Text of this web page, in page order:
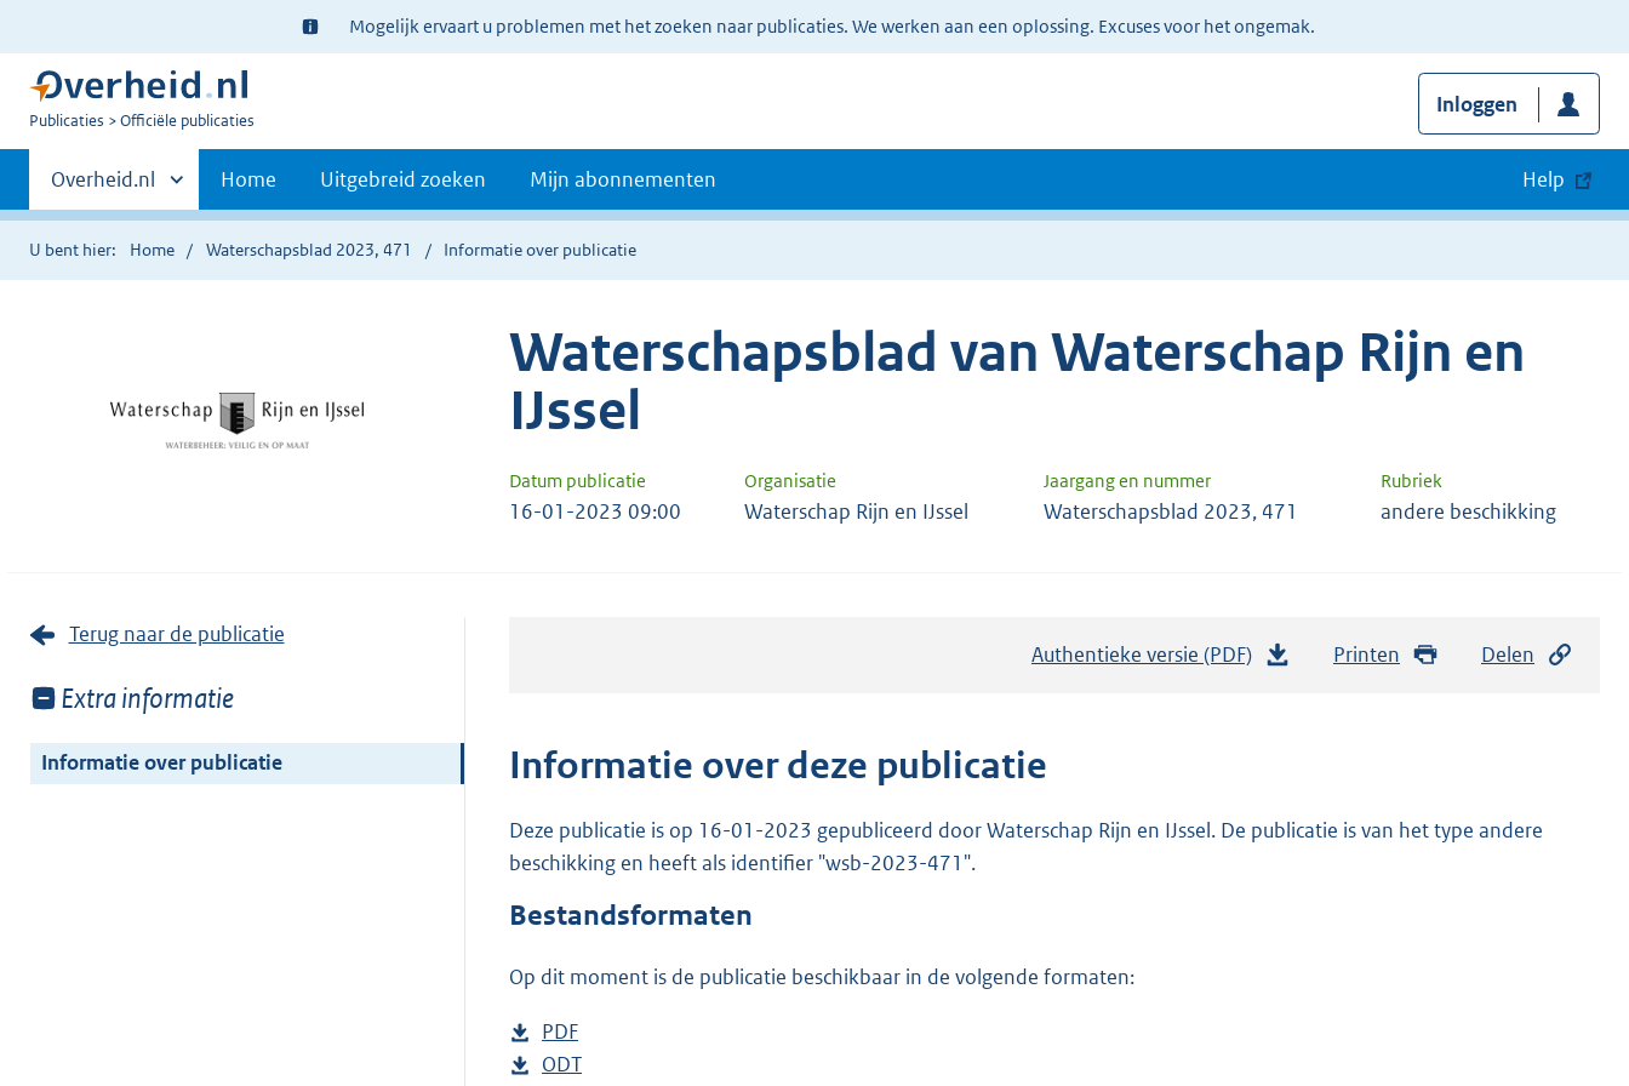
Ter
informatie:
Mogelijk ervaart u problemen met het zoeken naar publicaties. We werken aan een oplossing. Excuses voor het ongemak.
U
Publicaties Officiële publicaties
Inloggen
Primaire
navigatie
Andere
sites
binnen
Overheid.nl Home Uitgebreid zoeken Mijn abonnementen Help
U bent hier: Home Waterschapsblad 2023, 471 Informatie over publicatie
Waterschapsblad van Waterschap Rijn en
IJssel
Datum publicatie Organisatie Jaargang en nummer Rubriek
16-01-2023 09:00 Waterschap Rijn en IJssel Waterschapsblad 2023, 471 andere beschikking
Terug naar de publicatie
Toon
van:
Extra informatie
Informatie over publicatie
Authentieke versie (PDF)
d
Printen Delen
Informatie over deze publicatie
Deze publicatie is op 16-01-2023 gepubliceerd door Waterschap Rijn en IJssel. De publicatie is van het type andere
beschikking en heeft als identifier "wsb-2023-471".
Bestandsformaten
Op dit moment is de publicatie beschikbaar in de volgende formaten:
D
o
PDF
e
D
ODT